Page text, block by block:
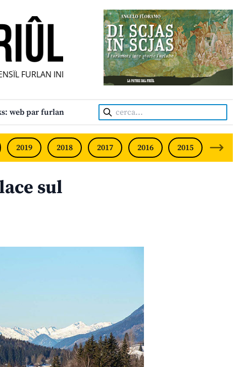
FURLAN INDIPENDENT • INDEPENDENT FRIULIAN MONTHLY •
web par furlan Cerca:
2019 2018 2017 2016 2015 2014
sul